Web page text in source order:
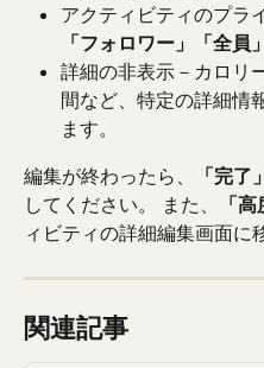
アクティビティのプラ
「フォロワー」
「全員」
詳細の非表示－カロリ
間など、特定の詳細情
ます。
編集が終わったら、
「完了」
してください。 また、
「
ィビティの詳細編集画面に
関連記事